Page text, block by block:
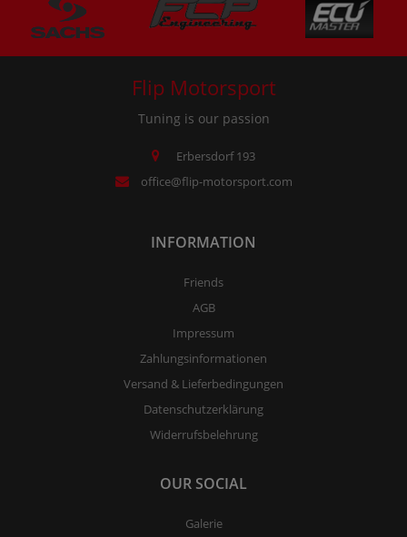
Flip Motorsport
Tuning is our passion
Erbersdorf 193
office@flip-motorsport.com
INFORMATION
Friends
AGB
Impressum
Zahlungsinformationen
Versand & Lieferbedingungen
Datenschutzerklärung
Widerrufsbelehrung
OUR SOCIAL
Galerie